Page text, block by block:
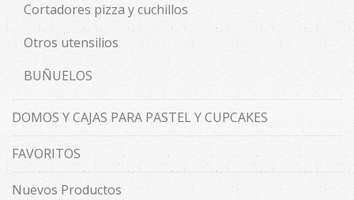
Cortadores pizza y cuchillos
Otros utensilios
BUÑUELOS
DOMOS Y CAJAS PARA PASTEL Y CUPCAKES
FAVORITOS
Nuevos Productos